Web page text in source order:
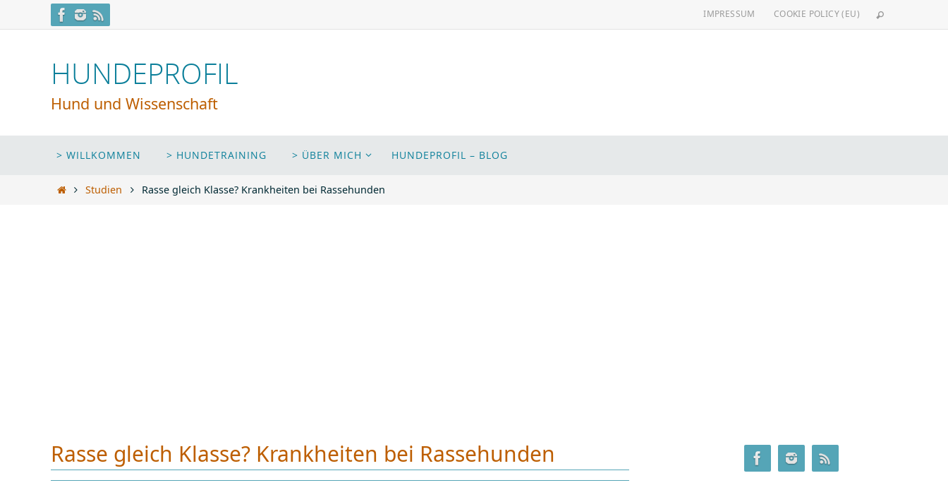
Inhalt
IMPRESSUM COOKIE POLICY (EU)
HUNDEPROFIL
Hund und Wissenschaft
> WILLKOMMEN > HUNDETRAINING > ÜBER MICH HUNDEPROFIL – BLOG
StartStudien Rasse gleich Klasse? Krankheiten bei Rassehunden
Rasse gleich Klasse? Krankheiten bei Rassehunden